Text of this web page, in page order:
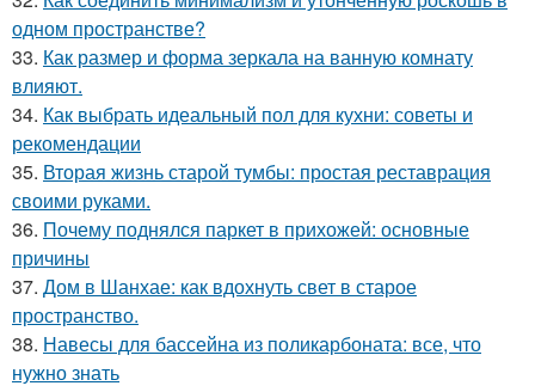
одном пространстве?
33. Как размер и форма зеркала на ванную комнату
влияют.
34. Как выбрать идеальный пол для кухни: советы и
рекомендации
35. Вторая жизнь старой тумбы: простая реставрация
своими руками.
36. Почему поднялся паркет в прихожей: основные
причины
37. Дом в Шанхае: как вдохнуть свет в старое
пространство.
38. Навесы для бассейна из поликарбоната: все, что
нужно знать